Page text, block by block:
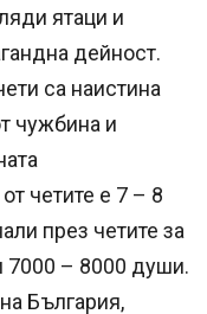
ятаци и
дейност.
са наистина
чужбина и
четите е 7 – 8
през четите за
7000 – 8000 души.
България,